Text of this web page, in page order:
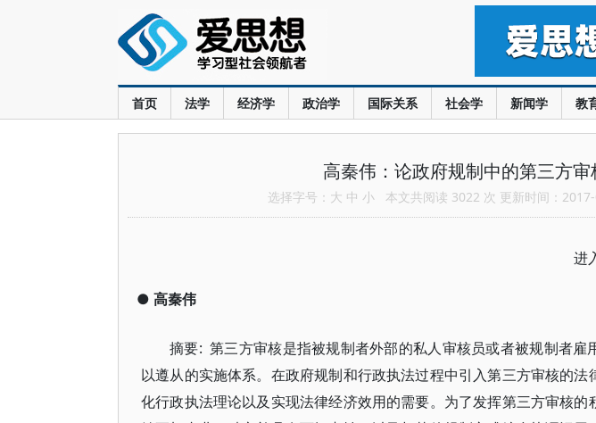
首页 法学 经济学 政治学 国际关系 社会学 新闻学 教
高秦伟：论政府规制中的第三方审
选择字号： 大 中 小 本文共阅读 3022 次 更新时间：
进
● 高秦伟
摘要: 第三方审核是指被规制者外部的私人审核员或者被规制者雇
以遵从的实施体系。在政府规制和行政执法过程中引入第三方审核的
化行政执法理论以及实现法律经济效用的需要。为了发挥第三方审核